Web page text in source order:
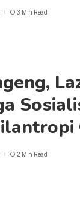
3 Min Read
2 Min Read